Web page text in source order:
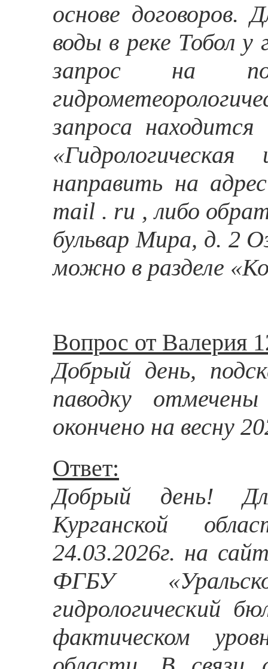
основе договоров.
воды в реке Тобол у
запрос на
запроса
направить на
mail . ru , либо
бульвар Мира, д. 2
можно в разделе
Вопрос от Валерия
Добрый день,
паводку
окончено на весну
Ответ:
Добрый день!
Курганской
24.03.2026г. на
ФГБУ
гидрологический
фактическом